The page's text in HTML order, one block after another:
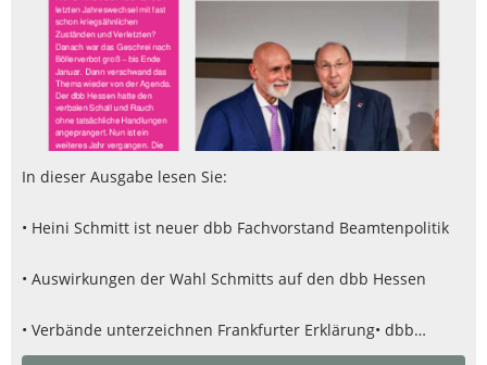
In dieser Ausgabe lesen Sie:
• Heini Schmitt ist neuer dbb Fachvorstand Beamtenpolitik
• Auswirkungen der Wahl Schmitts auf den dbb Hessen
• Verbände unterzeichnen Frankfurter Erklärung• dbb…